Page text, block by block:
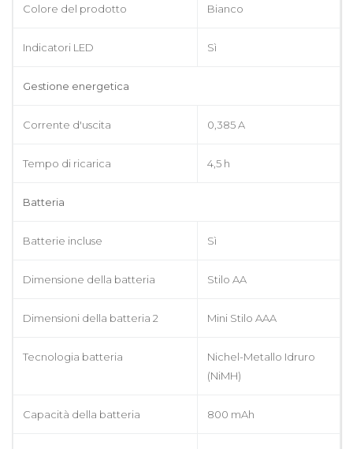
Colore del prodotto Bianco
Indicatori LED Sì
Gestione energetica
Corrente d'uscita 0,385 A
Tempo di ricarica 4,5 h
Batteria
Batterie incluse Sì
Dimensione della batteria Stilo AA
Dimensioni della batteria 2 Mini Stilo AAA
Tecnologia batteria
Nichel-Metallo Idruro
(NiMH)
Capacità della batteria 800 mAh